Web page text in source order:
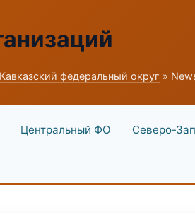
федеральный округ »
Центральный ФО Северо-